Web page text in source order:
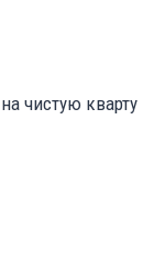
чистую кварту